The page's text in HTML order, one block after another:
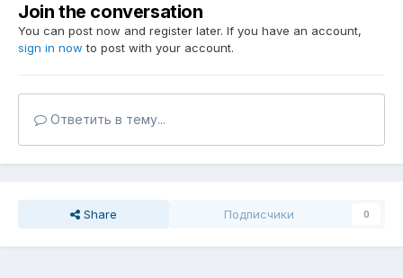
Join the conversation
You can post now and register later. If you have an account,
sign in now to post with your account.
Ответить в тему...
Share Подписчики 0